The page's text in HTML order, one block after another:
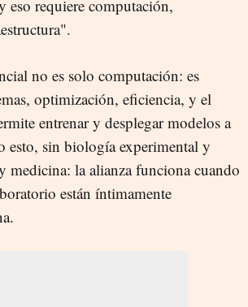
eso requiere computación,
no es solo computación: es
optimización, eficiencia, y el
entrenar y desplegar modelos a
esto, sin biología experimental y
medicina: la alianza funciona cuando
están íntimamente